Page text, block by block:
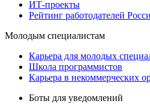
ИТ-проекты
Рейтинг работодателей
Молодым специалистам
Карьера для молодых
Школа программистов
Карьера в некоммерческих
Боты для уведомлений